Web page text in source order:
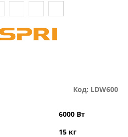
Код: LDW600
6000 Вт
15 кг